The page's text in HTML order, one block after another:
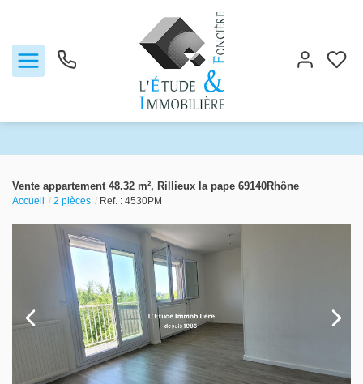
Biens vendus
Locations
Estimation
Vente appartement 48.32 m², Rillieux la pape 69140Rhône
Accueil 2 pièces Ref. : 4530PM